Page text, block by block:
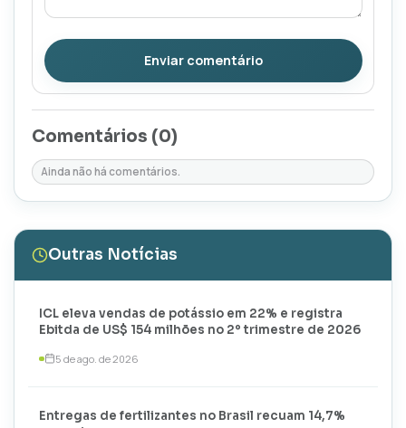
Enviar comentário
Comentários (0)
Ainda não há comentários.
Outras Notícias
ICL eleva vendas de potássio em 22% e registra
Ebitda de US$ 154 milhões no 2º trimestre de 2026
5 de ago. de 2026
Entregas de fertilizantes no Brasil recuam 14,7%